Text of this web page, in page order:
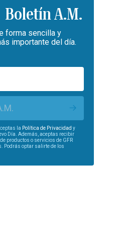
Boletín A.M.
forma sencilla y
importante del día.
la Política de Privacidad y
Día. Además, aceptas recibir
productos o servicios de GFR
Podrás optar salirte de los